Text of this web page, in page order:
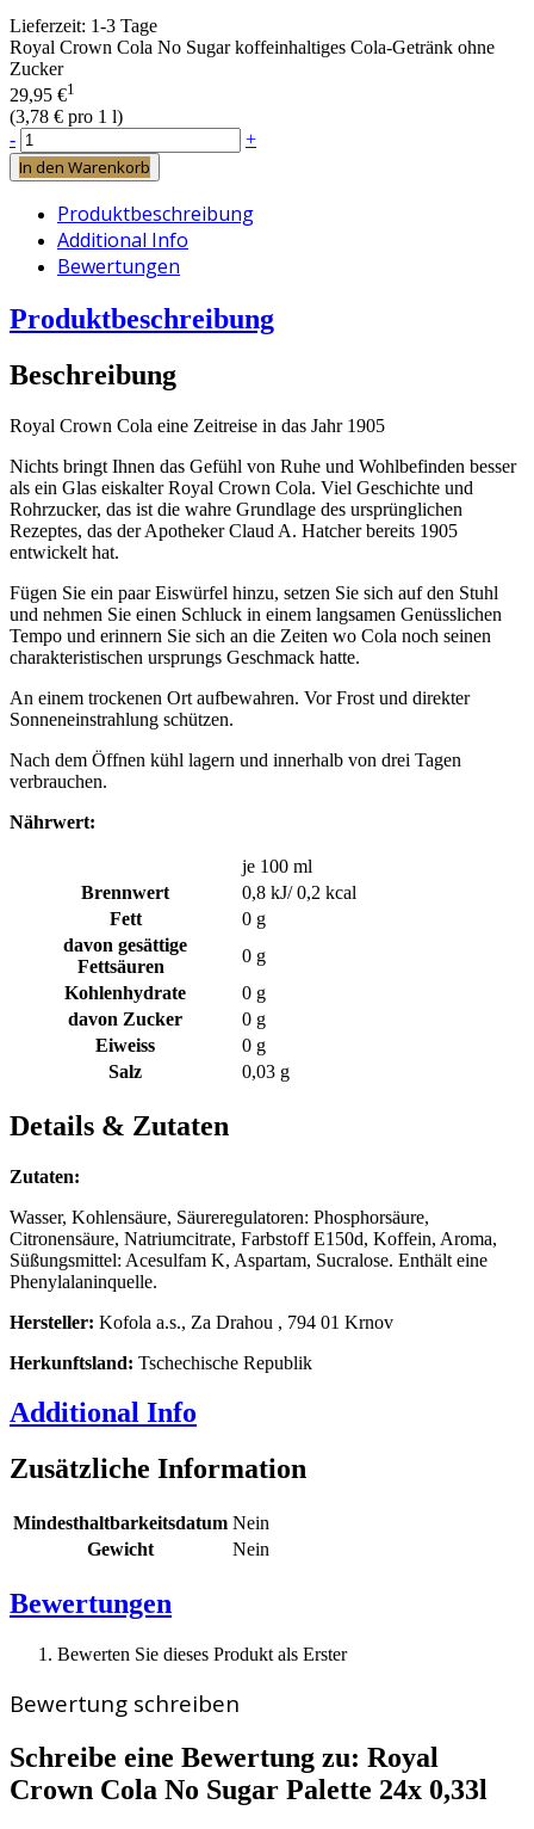
Lieferzeit: 1-3 Tage
Royal Crown Cola No Sugar koffeinhaltiges Cola-Getränk ohne
Zucker
29,95 €1
(3,78 € pro 1 l)
-
+
In den Warenkorb
Produktbeschreibung
Additional Info
Bewertungen
Produktbeschreibung
Beschreibung
Royal Crown Cola eine Zeitreise in das Jahr 1905
Nichts bringt Ihnen das Gefühl von Ruhe und Wohlbefinden besser
als ein Glas eiskalter Royal Crown Cola. Viel Geschichte und
Rohrzucker, das ist die wahre Grundlage des ursprünglichen
Rezeptes, das der Apotheker Claud A. Hatcher bereits 1905
entwickelt hat.
Fügen Sie ein paar Eiswürfel hinzu, setzen Sie sich auf den Stuhl
und nehmen Sie einen Schluck in einem langsamen Genüsslichen
Tempo und erinnern Sie sich an die Zeiten wo Cola noch seinen
charakteristischen ursprungs Geschmack hatte.
An einem trockenen Ort aufbewahren. Vor Frost und direkter
Sonneneinstrahlung schützen.
Nach dem Öffnen kühl lagern und innerhalb von drei Tagen
verbrauchen.
Nährwert:
je 100 ml
Brennwert
0,8 kJ/ 0,2 kcal
Fett
0 g
davon gesättige
Fettsäuren
0 g
Kohlenhydrate
0 g
davon Zucker
0 g
Eiweiss
0 g
Salz
0,03 g
Details & Zutaten
Zutaten:
Wasser, Kohlensäure, Säureregulatoren: Phosphorsäure,
Citronensäure, Natriumcitrate, Farbstoff E150d, Koffein, Aroma,
Süßungsmittel: Acesulfam K, Aspartam, Sucralose. Enthält eine
Phenylalaninquelle.
Hersteller: Kofola a.s., Za Drahou , 794 01 Krnov
Herkunftsland: Tschechische Republik
Additional Info
Zusätzliche Information
Mindesthaltbarkeitsdatum Nein
Gewicht
Nein
Bewertungen
Bewerten Sie dieses Produkt als Erster
Bewertung schreiben
Schreibe eine Bewertung zu: Royal
Crown Cola No Sugar Palette 24x 0,33l